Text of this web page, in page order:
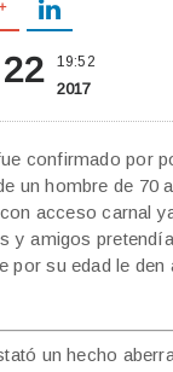
19:52
2017
confirmado por
un hombre de 70
acceso carnal
y amigos
por su edad le den
un hecho